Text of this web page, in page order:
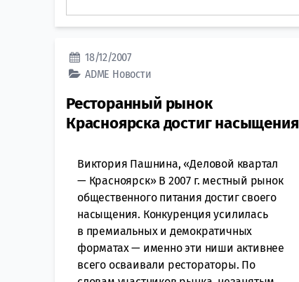
18/12/2007
ADME Новости
Ресторанный рынок
Красноярска достиг насыщения
Виктория Пашнина, «Деловой квартал
— Красноярск» В 2007 г. местный рынок
общественного питания достиг своего
насыщения. Конкуренция усилилась
в премиальных и демократичных
форматах — именно эти ниши активнее
всего осваивали рестораторы. По